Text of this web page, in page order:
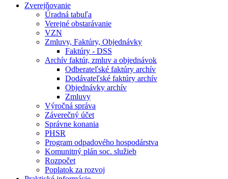
Zverejňovanie
Úradná tabuľa
Verejné obstarávanie
VZN
Zmluvy, Faktúry, Objednávky
Faktúry - DSS
Archív faktúr, zmluv a objednávok
Odberateľské faktúry archív
Dodávateľské faktúry archív
Objednávky archív
Zmluvy
Výročná správa
Záverečný účet
Správne konania
PHSR
Program odpadového hospodárstva
Komunitný plán soc. služieb
Rozpočet
Poplatok za rozvoj